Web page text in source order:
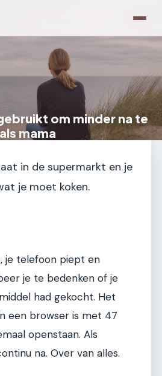
om minder na te
mama
in de supermarkt en je
je moet koken.
je telefoon piept en
je te bedenken of je
had gekocht. Het
een browser is met 47
openstaan. Als
na. Over van alles.